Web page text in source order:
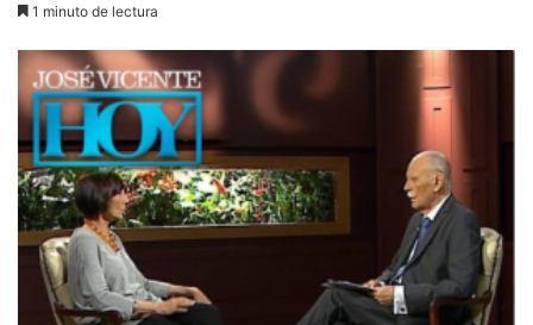
1 minuto de lectura